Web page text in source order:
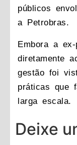
públicos
a Petrobras.
Embora a
diretamente
gestão foi
práticas que
larga escala.
Deixe